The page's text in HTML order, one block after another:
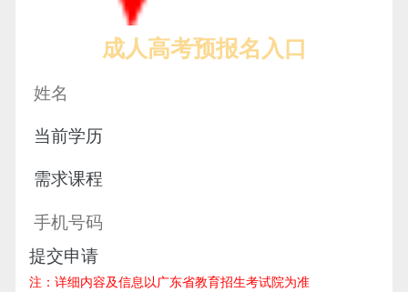
成人高考预报名入口
提交申请
注：详细内容及信息以广东省教育招生考试院为准